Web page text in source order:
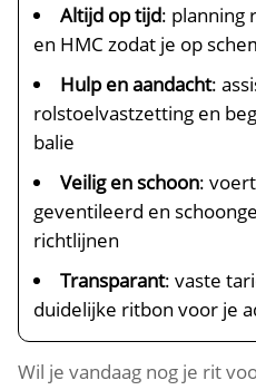
Altijd op tijd: planning
en HMC zodat je op
Hulp en aandacht:
rolstoelvastzetting en
balie
Veilig en schoon:
geventileerd en
richtlijnen
Transparant: vaste
duidelijke ritbon voor je
Wil je vandaag nog je rit